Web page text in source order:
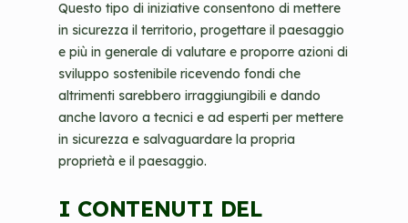
Questo tipo di iniziative consentono di mettere
in sicurezza il territorio, progettare il paesaggio
e più in generale di valutare e proporre azioni di
sviluppo sostenibile ricevendo fondi che
altrimenti sarebbero irraggiungibili e dando
anche lavoro a tecnici e ad esperti per mettere
in sicurezza e salvaguardare la propria
proprietà e il paesaggio.
I CONTENUTI DEL